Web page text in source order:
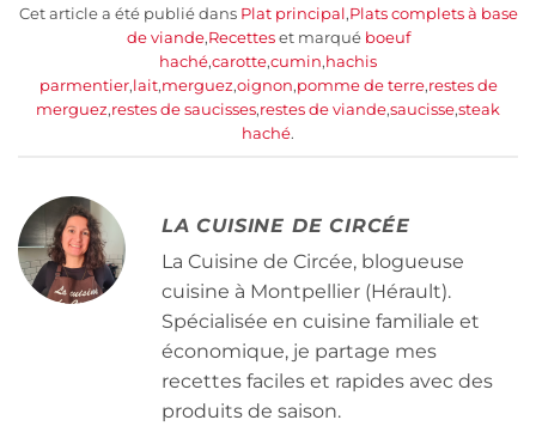
Cet article a été publié dans Plat principal,Plats complets à base
de viande,Recetteset marqué boeuf
haché,carotte,cumin,hachis
parmentier,lait,merguez,oignon,pomme de terre,restes de
merguez,restes de saucisses,restes de viande,saucisse,steak
haché.
LA CUISINE DE CIRCÉE
La Cuisine de Circée, blogueuse
cuisine à Montpellier (Hérault).
Spécialisée en cuisine familiale et
économique, je partage mes
recettes faciles et rapides avec des
produits de saison.